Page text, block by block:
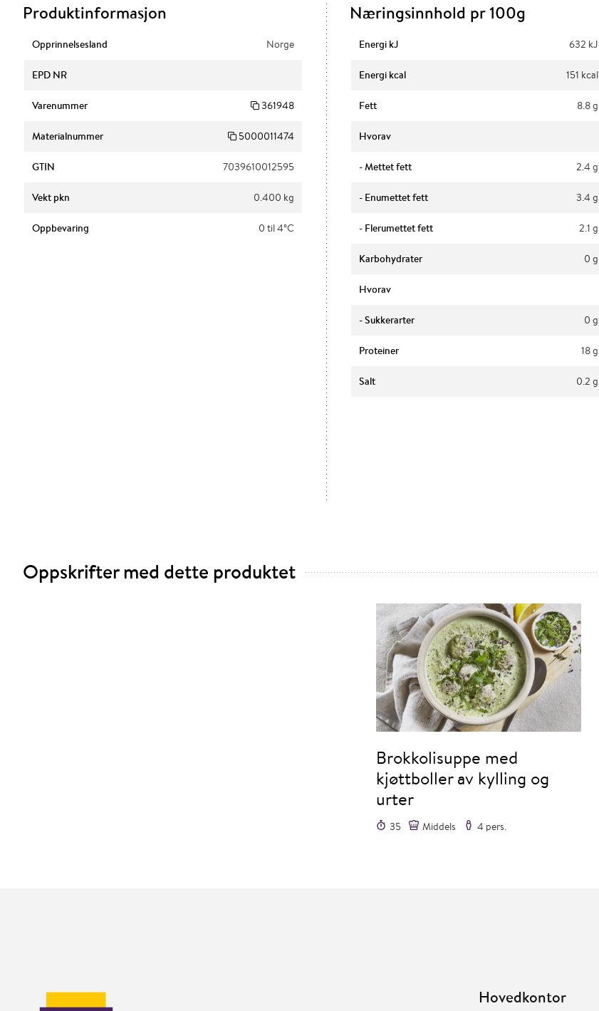
Produktinformasjon
Opprinnelsesland Norge
EPD NR
Varenummer 361948
Materialnummer 5000011474
GTIN 7039610012595
Vekt pkn 0.400 kg
Oppbevaring 0 til 4°C
Næringsinnhold pr 100g
Energi kJ 632 kJ
Energi kcal 151 kcal
Fett 8.8 g
Hvorav
- Mettet fett 2.4 g
- Enumettet fett 3.4 g
- Flerumettet fett 2.1 g
Karbohydrater 0 g
Hvorav
- Sukkerarter 0 g
Proteiner 18 g
Salt 0.2 g
Oppskrifter med dette produktet
Brokkolisuppe med
kjøttboller av kylling og
urter
35 Middels 4 pers.
Hovedkontor